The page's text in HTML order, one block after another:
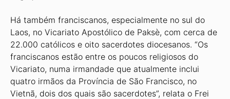
Há também franciscanos, especialmente no sul do
Laos, no Vicariato Apostólico de Paksè, com cerca de
22.000 católicos e oito sacerdotes diocesanos. “Os
franciscanos estão entre os poucos religiosos do
Vicariato, numa irmandade que atualmente inclui
quatro irmãos da Província de São Francisco, no
Vietnã, dois dos quais são sacerdotes”, relata o Frei